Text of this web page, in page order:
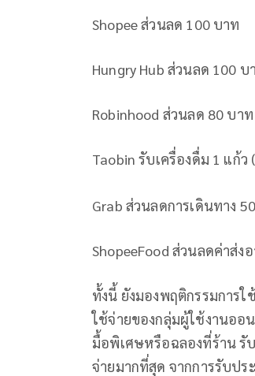
Shopee ส่วนลด 100 บาท
Hungry Hub ส่วนลด 100
Robinhood ส่วนลด 80 บาท
Taobin รับเครื่องดื่ม 1 แก้
Grab ส่วนลดการเดินทาง
ShopeeFood ส่วนลดค่าส่ง
ทั้งนี้ ยังมองพฤติกรรมการ
ใช้จ่ายของกลุ่มผู้ใช้งานออ
มื้อพิเศษหรือฉลองที่ร้าน รั
จ่ายมากที่สุด จากการรับป